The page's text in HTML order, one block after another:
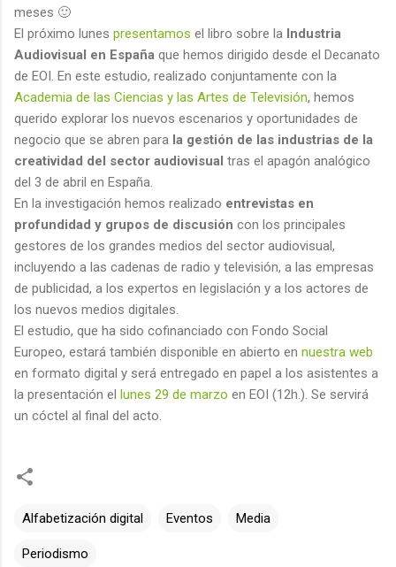
meses 🙂
El próximo lunes presentamos el libro sobre la Industria
Audiovisual en España que hemos dirigido desde el Decanato
de EOI. En este estudio, realizado conjuntamente con la
Academia de las Ciencias y las Artes de Televisión, hemos
querido explorar los nuevos escenarios y oportunidades de
negocio que se abren para la gestión de las industrias de la
creatividad del sector audiovisual tras el apagón analógico
del 3 de abril en España.
En la investigación hemos realizado entrevistas en
profundidad y grupos de discusión con los principales
gestores de los grandes medios del sector audiovisual,
incluyendo a las cadenas de radio y televisión, a las empresas
de publicidad, a los expertos en legislación y a los actores de
los nuevos medios digitales.
El estudio, que ha sido cofinanciado con Fondo Social
Europeo, estará también disponible en abierto en nuestra web
en formato digital y será entregado en papel a los asistentes a
la presentación el lunes 29 de marzo en EOI (12h.). Se servirá
un cóctel al final del acto.
Alfabetización digital Eventos Media
Periodismo